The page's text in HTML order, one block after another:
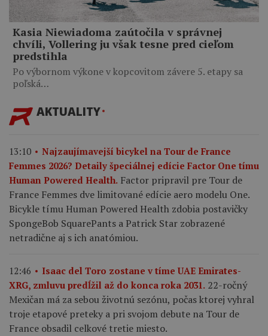
Kasia Niewiadoma zaútočila v správnej
chvíli, Vollering ju však tesne pred cieľom
predstihla
Po výbornom výkone v kopcovitom závere 5. etapy sa
poľská…
AKTUALITY
13:10
Najzaujímavejší bicykel na Tour de France
Femmes 2026? Detaily špeciálnej edície Factor One tímu
Human Powered Health. Factor pripravil pre Tour de
France Femmes dve limitované edície aero modelu One.
Bicykle tímu Human Powered Health zdobia postavičky
SpongeBob SquarePants a Patrick Star zobrazené
netradične aj s ich anatómiou.
12:46
Isaac del Toro zostane v tíme UAE Emirates-
XRG, zmluvu predĺžil až do konca roka 2031. 22-ročný
Mexičan má za sebou životnú sezónu, počas ktorej vyhral
troje etapové preteky a pri svojom debute na Tour de
France obsadil celkové tretie miesto.